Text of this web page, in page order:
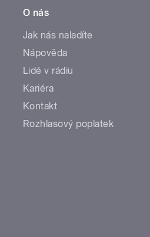
O nás
Jak nás naladíte
Nápověda
Lidé v rádiu
Kariéra
Kontakt
Rozhlasový poplatek